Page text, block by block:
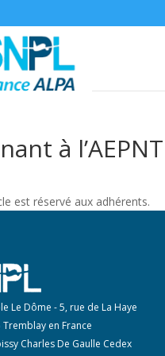
à
est réservé aux adhérents.
Le Dôme - 5, rue de La Haye
Tremblay en France
Charles De Gaulle Cedex